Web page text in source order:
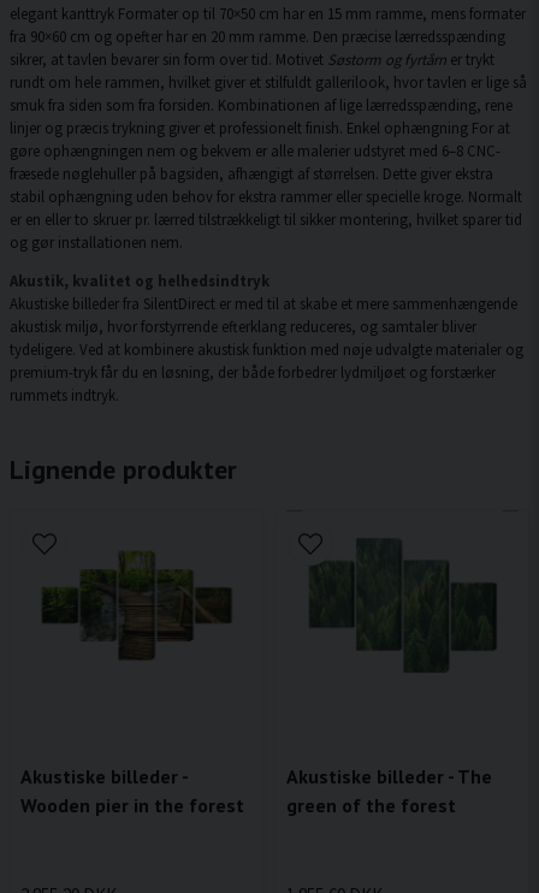
elegant kanttryk Formater op til 70×50 cm har en 15 mm ramme, mens formater
fra 90×60 cm og opefter har en 20 mm ramme. Den præcise lærredsspænding
sikrer, at tavlen bevarer sin form over tid. Motivet Søstorm og fyrtårn er trykt
rundt om hele rammen, hvilket giver et stilfuldt gallerilook, hvor tavlen er lige så
smuk fra siden som fra forsiden. Kombinationen af lige lærredsspænding, rene
linjer og præcis trykning giver et professionelt finish. Enkel ophængning For at
gøre ophængningen nem og bekvem er alle malerier udstyret med 6–8 CNC-
fræsede nøglehuller på bagsiden, afhængigt af størrelsen. Dette giver ekstra
stabil ophængning uden behov for ekstra rammer eller specielle kroge. Normalt
er en eller to skruer pr. lærred tilstrækkeligt til sikker montering, hvilket sparer tid
og gør installationen nem.
Akustik, kvalitet og helhedsindtryk
Akustiske billeder fra SilentDirect er med til at skabe et mere sammenhængende
akustisk miljø, hvor forstyrrende efterklang reduceres, og samtaler bliver
tydeligere. Ved at kombinere akustisk funktion med nøje udvalgte materialer og
premium-tryk får du en løsning, der både forbedrer lydmiljøet og forstærker
rummets indtryk.
Lignende produkter
Akustiske billeder -
Wooden pier in the forest
Akustiske billeder - The
green of the forest